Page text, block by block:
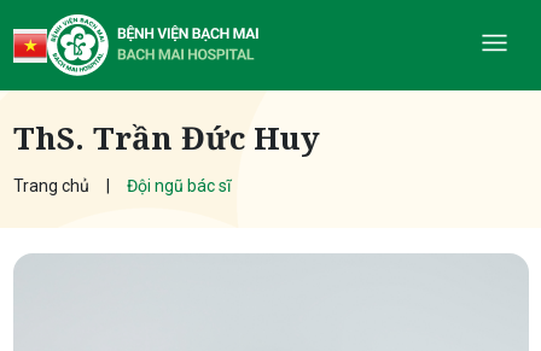
ThS. Trần Đức Huy
Trang chủ Đội ngũ bác sĩ